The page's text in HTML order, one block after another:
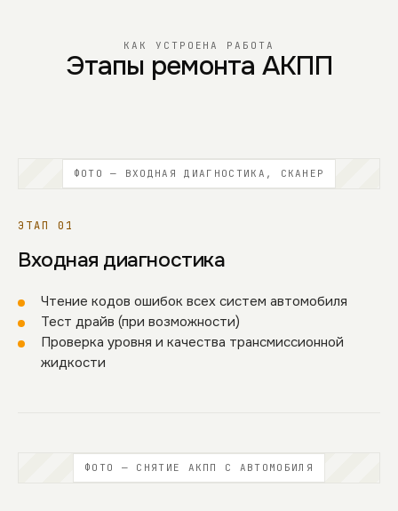
КАК УСТРОЕНА РАБОТА
Этапы ремонта АКПП
ФОТО — ВХОДНАЯ ДИАГНОСТИКА, СКАНЕР
ЭТАП 01
Входная диагностика
Чтение кодов ошибок всех систем автомобиля
Тест драйв (при возможности)
Проверка уровня и качества трансмиссионной
жидкости
ФОТО — СНЯТИЕ АКПП С АВТОМОБИЛЯ